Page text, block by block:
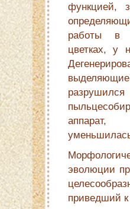
функцией,
работы в
цветках, у
разрушился
аппарат,
эволюции
приведший